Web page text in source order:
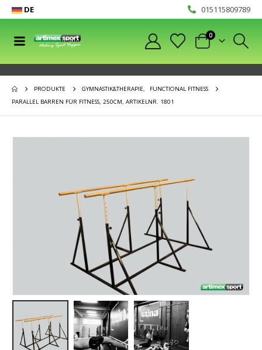
DE 015115809789
0
PRODUKTE GYMNASTIK&THERAPIE,
FUNCTIONAL FITNESS
PARALLEL BARREN FÜR FITNESS, 250CM, ARTIKELNR. 1801